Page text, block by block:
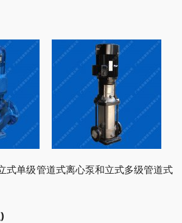
式单级管道式离心泵和立式多级管道式